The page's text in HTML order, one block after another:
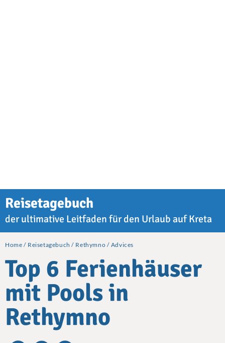
Reisetagebuch
der ultimative Leitfaden für den Urlaub auf Kreta
Home Reisetagebuch Rethymno Advices
Top 6 Ferienhäuser
mit Pools in
Rethymno